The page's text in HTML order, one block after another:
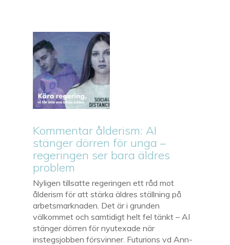
Kommentar ålderism: AI
stänger dörren för unga –
regeringen ser bara äldres
problem
Nyligen tillsatte regeringen ett råd mot
ålderism för att stärka äldres ställning på
arbetsmarknaden. Det är i grunden
välkommet och samtidigt helt fel tänkt – AI
stänger dörren för nyutexade när
instegsjobben försvinner. Futurions vd Ann-